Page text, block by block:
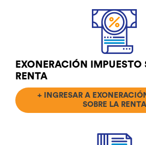
EXONERACIÓN IMPUESTO
RENTA
+ INGRESAR A
SOBRE LA RENTA